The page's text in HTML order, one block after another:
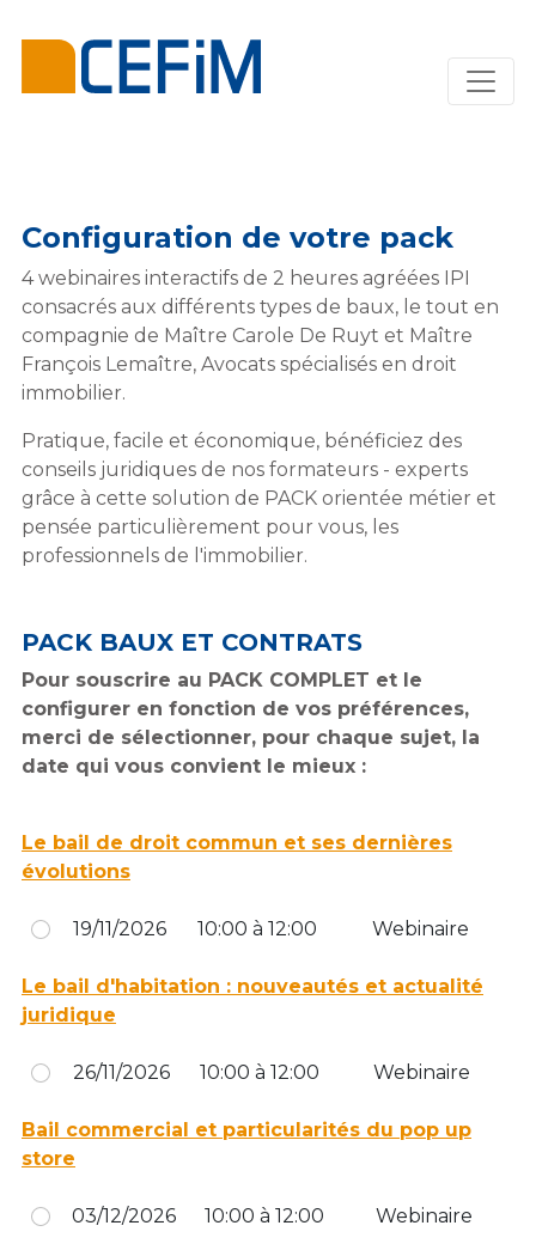
Configuration de votre pack
4 webinaires interactifs de 2 heures agréées IPI
consacrés aux différents types de baux, le tout en
compagnie de Maître Carole De Ruyt et Maître
François Lemaître, Avocats spécialisés en droit
immobilier.
Pratique, facile et économique, bénéficiez des
conseils juridiques de nos formateurs - experts
grâce à cette solution de PACK orientée métier et
pensée particulièrement pour vous, les
professionnels de l'immobilier.
PACK BAUX ET CONTRATS
Pour souscrire au PACK COMPLET et le
configurer en fonction de vos préférences,
merci de sélectionner, pour chaque sujet, la
date qui vous convient le mieux :
Le bail de droit commun et ses dernières
évolutions
19/11/2026 10:00 à 12:00 Webinaire
Le bail d'habitation : nouveautés et actualité
juridique
26/11/2026 10:00 à 12:00 Webinaire
Bail commercial et particularités du pop up
store
03/12/2026 10:00 à 12:00 Webinaire